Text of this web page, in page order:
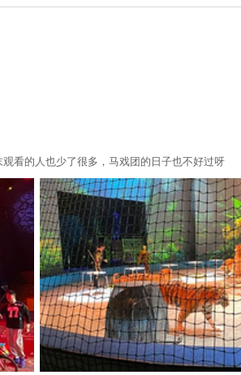
看的人也少了很多，马戏团的日子也不好过呀